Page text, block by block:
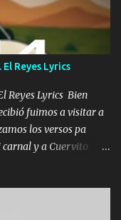
es como empezamos
alta y bajas La carreta
pasado cosas Y
corta Hay que
nada es...
Reyes Lyrics
Reyes Lyrics Bien
fuimos a visitar a
los versos pa
y a Cuervito